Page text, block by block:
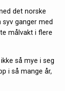
det norske
syv ganger med
målvakt i flere
så mye i seg
i så mange år,